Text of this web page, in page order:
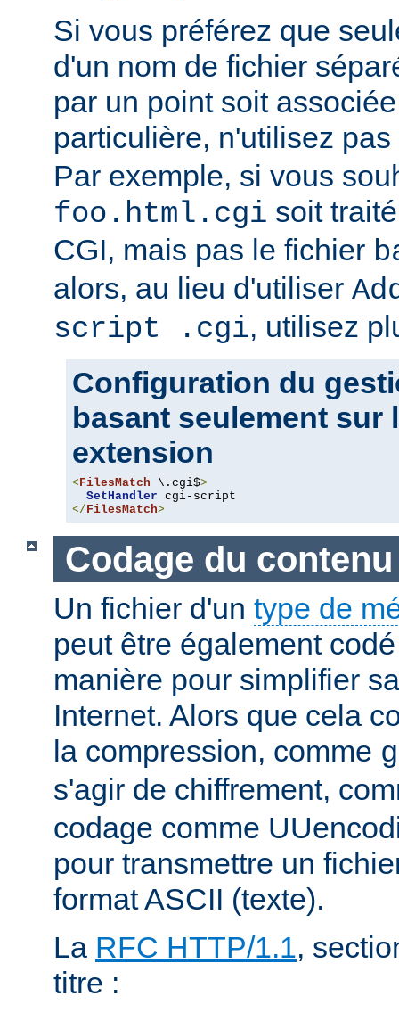
Si vous préférez que
d'un nom de fichier
par un point soit
particulière, n'utilisez
Par exemple, si vous
foo.html.cgi soit
CGI, mais pas le fichier
alors, au lieu d'utiliser
script .cgi, utilisez
Configuration du
basant seulement sur
extension
< FilesMatch \.cgi$>
SetHandler
</ FilesMatch>
Codage du contenu
Un fichier d'un type de
peut être également
manière pour simplifier
Internet. Alors que cela
la compression, comme
s'agir de chiffrement,
codage comme
pour transmettre un
format ASCII (texte).
La RFC HTTP/1.1,
titre :